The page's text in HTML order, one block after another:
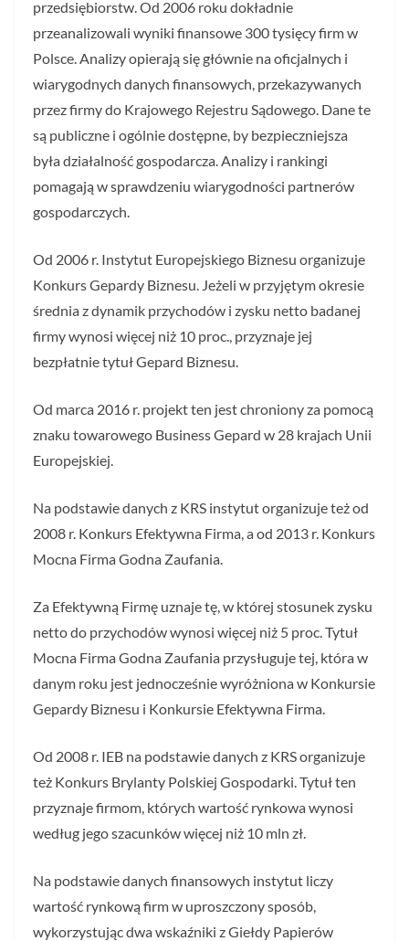
przedsiębiorstw. Od 2006 roku dokładnie
przeanalizowali wyniki finansowe 300 tysięcy firm w
Polsce. Analizy opierają się głównie na oficjalnych i
wiarygodnych danych finansowych, przekazywanych
przez firmy do Krajowego Rejestru Sądowego. Dane te
są publiczne i ogólnie dostępne, by bezpieczniejsza
była działalność gospodarcza. Analizy i rankingi
pomagają w sprawdzeniu wiarygodności partnerów
gospodarczych.
Od 2006 r. Instytut Europejskiego Biznesu organizuje
Konkurs Gepardy Biznesu. Jeżeli w przyjętym okresie
średnia z dynamik przychodów i zysku netto badanej
firmy wynosi więcej niż 10 proc., przyznaje jej
bezpłatnie tytuł Gepard Biznesu.
Od marca 2016 r. projekt ten jest chroniony za pomocą
znaku towarowego Business Gepard w 28 krajach Unii
Europejskiej.
Na podstawie danych z KRS instytut organizuje też od
2008 r. Konkurs Efektywna Firma, a od 2013 r. Konkurs
Mocna Firma Godna Zaufania.
Za Efektywną Firmę uznaje tę, w której stosunek zysku
netto do przychodów wynosi więcej niż 5 proc. Tytuł
Mocna Firma Godna Zaufania przysługuje tej, która w
danym roku jest jednocześnie wyróżniona w Konkursie
Gepardy Biznesu i Konkursie Efektywna Firma.
Od 2008 r. IEB na podstawie danych z KRS organizuje
też Konkurs Brylanty Polskiej Gospodarki. Tytuł ten
przyznaje firmom, których wartość rynkowa wynosi
według jego szacunków więcej niż 10 mln zł.
Na podstawie danych finansowych instytut liczy
wartość rynkową firm w uproszczony sposób,
wykorzystując dwa wskaźniki z Giełdy Papierów